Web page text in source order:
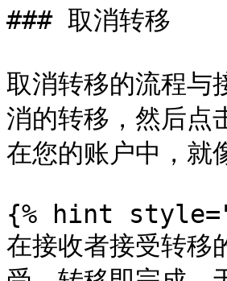
### 取消转移
取消转移的流程
消的转移，然后
在您的账户中，就
{% hint
在接收者接受转移